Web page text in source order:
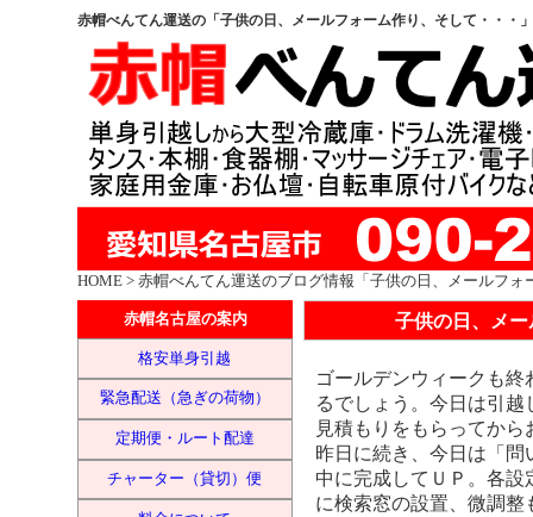
赤帽べんてん運送の「子供の日、メールフォーム作り、そして・・・
HOME > 赤帽べんてん運送のブログ情報「子供の日、メールフォ
赤帽名古屋の案内
格安単身引越
緊急配送（急ぎの荷物）
定期便・ルート配達
チャーター（貸切）便
子供の日、メ
ゴールデンウィークも
るでしょう。今日は引
見積もりをもらってか
昨日に続き、今日は「
中に完成してＵＰ。各
に検索窓の設置、微調